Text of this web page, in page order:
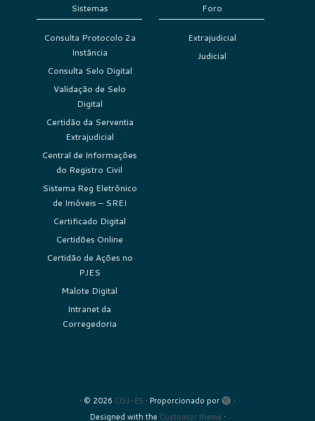
Sistemas
Consulta Protocolo 2a
Instância
Consulta Selo Digital
Validação de Selo
Digital
Certidão da Serventia
Extrajudicial
Central de Informações
do Registro Civil
Sistema Reg Eletrônico
de Imóveis – SREI
Certificado Digital
Certidões Online
Certidão de Ações no
PJES
Malote Digital
Intranet da
Corregedoria
Foro
Extrajudicial
Judicial
· © 2026 CGJ-ES · Proporcionado por
·
Designed with the Customizr theme ·